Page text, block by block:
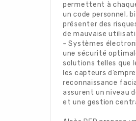
permettent à
un code personnel,
présenter des
de mauvaise
- Systèmes
une sécurité
solutions telles que
les capteurs
reconnaissance
assurent un niveau
et une gestion